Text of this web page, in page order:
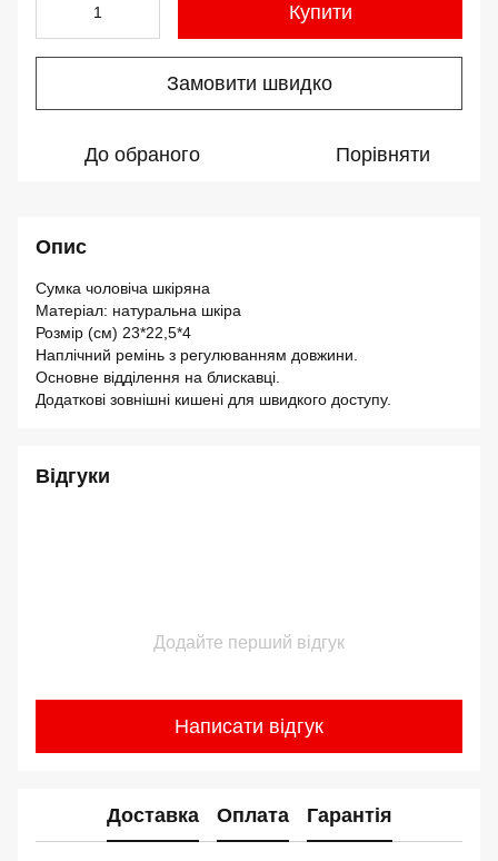
Купити
Замовити швидко
До обраного Порівняти
Опис
Сумка чоловіча шкіряна
Матеріал: натуральна шкіра
Розмір (см) 23*22,5*4
Наплічний ремінь з регулюванням довжини.
Основне відділення на блискавці.
Додаткові зовнішні кишені для швидкого доступу.
Відгуки
Додайте перший відгук
Написати відгук
Доставка Оплата Гарантія